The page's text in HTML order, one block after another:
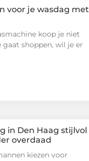
voor je wasdag met
koop je niet
gaat shoppen, wil je er
in Den Haag stijlvol
overdaad
kiezen voor